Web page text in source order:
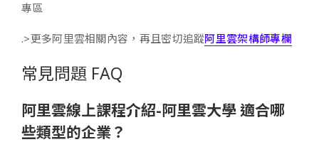
專區
.>更多阿里雲相關內容，再且密切追蹤阿里雲架構師專欄
常見問題 FAQ
阿里雲線上課程介紹-阿里雲大學 適合哪
些類型的企業？